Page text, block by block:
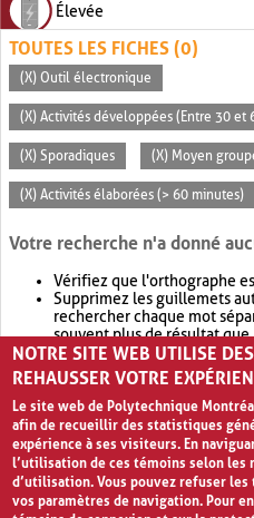
Élevée
TOUTES LES FICHES (0)
(X) Outil électronique
(X) Activités développées (Entre 30 et
(X) Sporadiques (X) Moyen
(X) Activités élaborées (> 60 minutes)
Votre recherche n'a donné
Vérifiez que l'orthographe
Supprimez les guillemets
rechercher chaque mot
souvent plus de résultat que
Envisagez d'élargir votre
retournera souvent plus de
NOTRE SITE WEB UTILISE
REHAUSSER VOTRE
Le site web de Polytechnique
afin de recueillir des statistiques
expérience à ses visiteurs. En
l’utilisation de ces témoins selon les
d’utilisation. Vous pouvez refuser
vos paramètres de navigation. Pour